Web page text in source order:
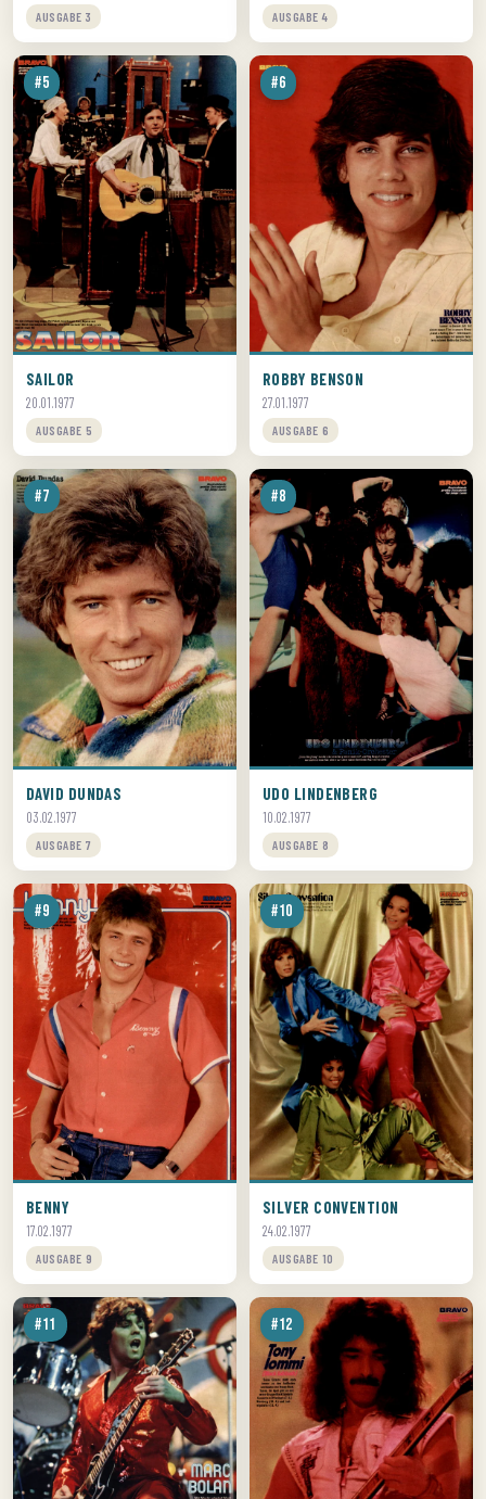
AUSGABE 3
AUSGABE 4
#5
SAILOR
20.01.1977
AUSGABE 5
#6
ROBBY BENSON
27.01.1977
AUSGABE 6
#7
DAVID DUNDAS
03.02.1977
AUSGABE 7
#8
UDO LINDENBERG
10.02.1977
AUSGABE 8
#9
BENNY
17.02.1977
AUSGABE 9
#10
SILVER CONVENTION
24.02.1977
AUSGABE 10
#11 #12